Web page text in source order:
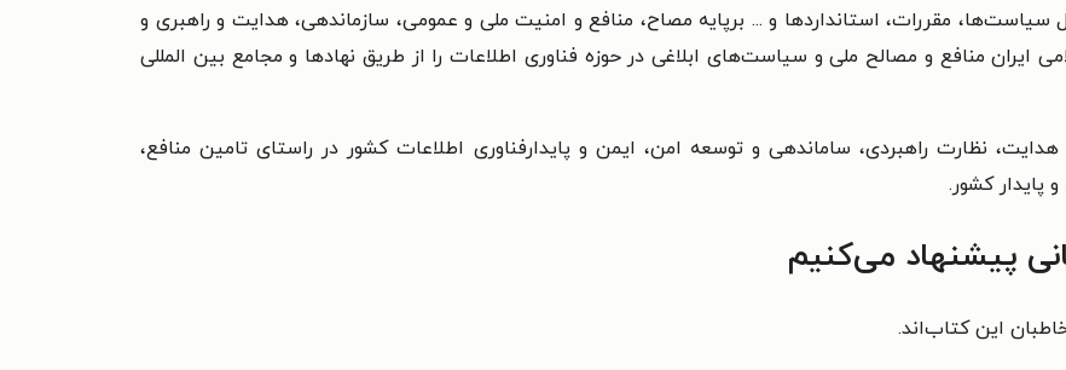
مقررات، استانداردها و ... برپایه مصاح، منافع و امنیت ملی و عمومی، سازماندهی، هدایت و راهبری و
ایران منافع و مصالح ملی و سیاست‌های ابلاغی در حوزه فناوری اطلاعات را از طریق نهادها و مجامع بین المللی
نظارت راهبردی، ساماندهی و توسعه امن، ایمن و پایدارفناوری اطلاعات کشور در راستای تامین منافع،
پایدار کشور.
پیشنهاد می‌کنیم
این کتاب‌اند.